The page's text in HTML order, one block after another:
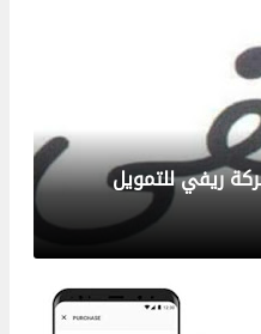
ريفي للتمويل